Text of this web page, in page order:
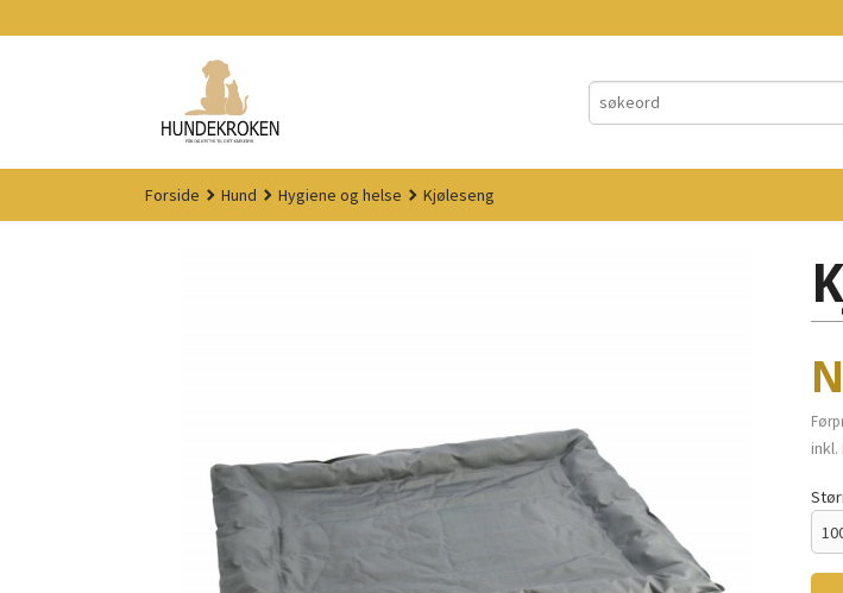
til
Forside Hund Hygiene og helse Kjøleseng
inkl.